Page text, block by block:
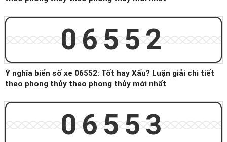
06552
Ý nghĩa biển số xe 06552: Tốt hay Xấu? Luận giải chi tiết
theo phong thủy theo phong thủy mới nhất
06553